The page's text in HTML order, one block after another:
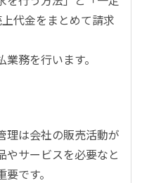
代金をまとめて請求
務を行います。
理は会社の販売活動が
やサービスを必要なと
です。